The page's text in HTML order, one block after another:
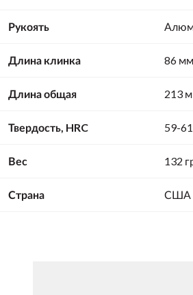
Рукоять
Длина клинка 86 мм
Длина общая 213
Твердость, HRC 59-61
Вес 132
Страна США